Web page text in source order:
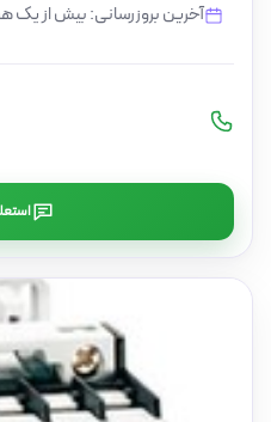
آخرین بروزرسانی: بیش از یک